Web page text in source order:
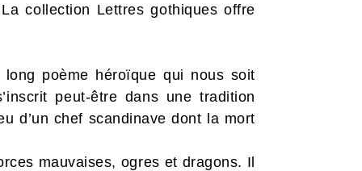
collection Lettres gothiques offre
poème héroïque qui nous soit
peut-être dans une tradition
d’un chef scandinave dont la mort
mauvaises, ogres et dragons. Il